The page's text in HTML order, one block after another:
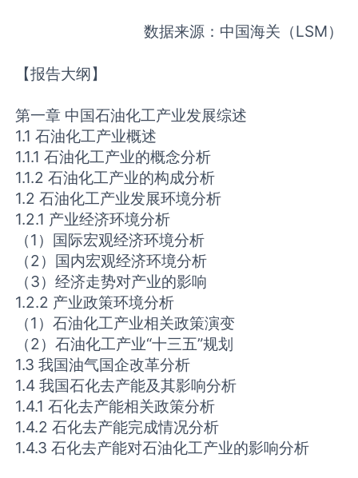
数据来源：中国海关 （LSM）
【报告大纲】
第一章 中国石油化工产业发展综述
1.1 石油化工产业概述
1.1.1 石油化工产业的概念分析
1.1.2 石油化工产业的构成分析
1.2 石油化工产业发展环境分析
1.2.1 产业经济环境分析
（1）国际宏观经济环境分析
（2）国内宏观经济环境分析
（3）经济走势对产业的影响
1.2.2 产业政策环境分析
（1）石油化工产业相关政策演变
（2）石油化工产业“十三五”规划
1.3 我国油气国企改革分析
1.4 我国石化去产能及其影响分析
1.4.1 石化去产能相关政策分析
1.4.2 石化去产能完成情况分析
1.4.3 石化去产能对石油化工产业的影响分析